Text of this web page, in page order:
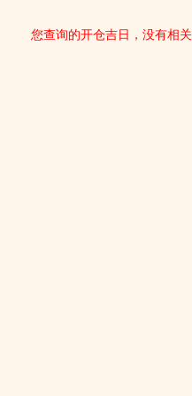
您查询的开仓吉日，没有相